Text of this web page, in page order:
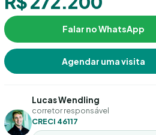
Falar no WhatsApp
Agendar uma visita
Lucas Wendling
corretor responsável
CRECI 46117